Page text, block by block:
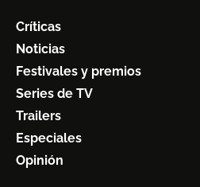
Críticas
Noticias
Festivales y premios
Series de TV
Trailers
Especiales
Opinión